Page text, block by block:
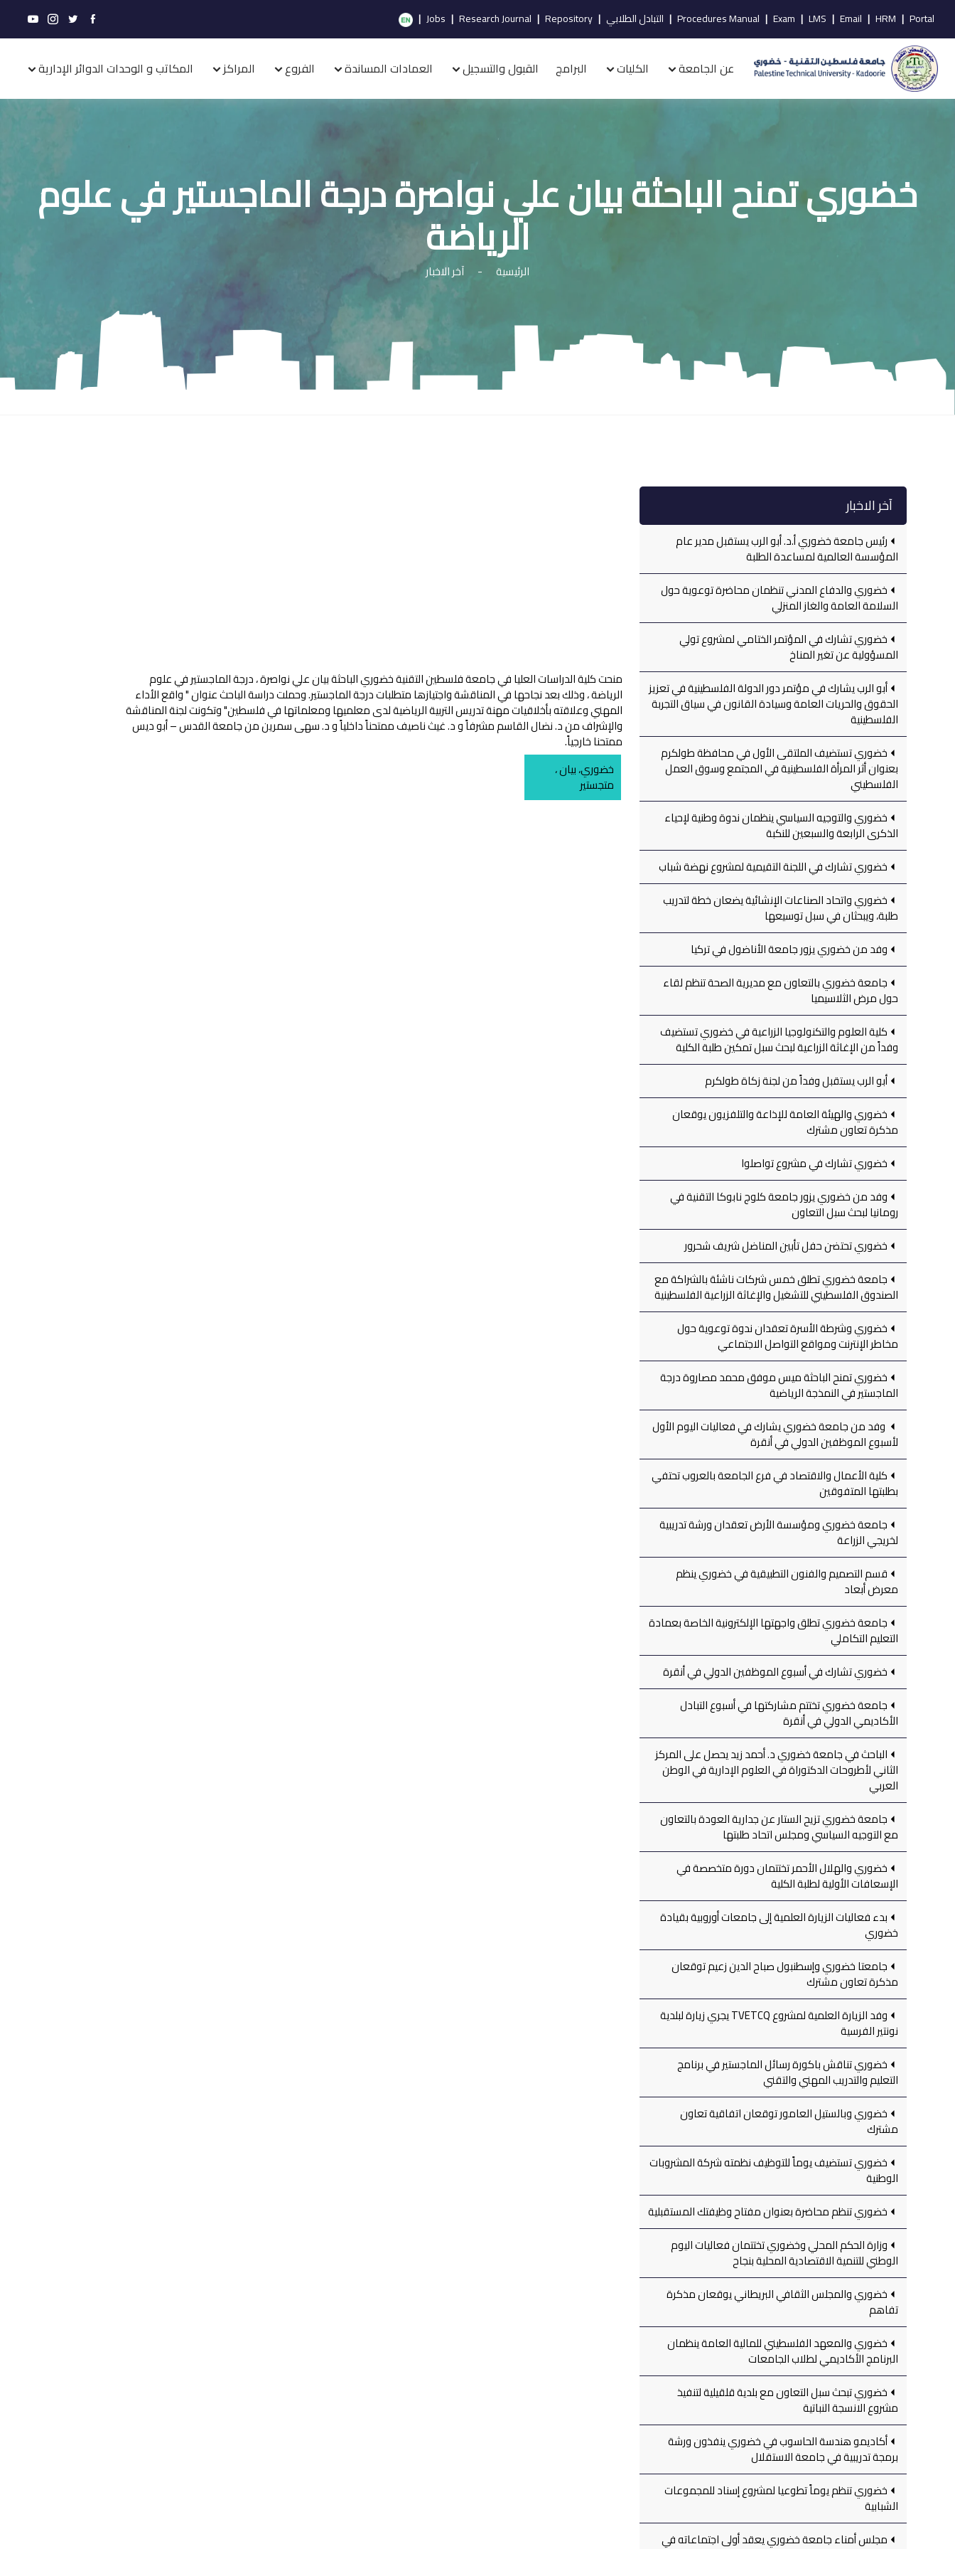
Portal
|
HRM
|
Email
|
LMS
|
Exam
|
Procedures Manual
| التبادل الطلابي |
Repository
|
Research Journal
|
Jobs
|
عن الجامعة الكليات البرامج القبول والتسجيل العمادات المساندة الفروع المراكز المكاتب و الوحدات الدوائر الإدارية
خضوري تمنح الباحثة بيان علي نواصرة درجة الماجستير في علوم
الرياضة
الرئيسية - آخر الاخبار
آخر الاخبار
رئيس جامعة خضوري أ.د. أبو الرب يستقبل مدير عام
المؤسسة العالمية لمساعدة الطلبة
خضوري والدفاع المدني تنظمان محاضرة توعوية حول
السلامة العامة والغاز المنزلي
خضوري تشارك في المؤتمر الختامي لمشروع تولي
المسؤولية عن تغير المناخ
أبو الرب يشارك في مؤتمر دور الدولة الفلسطينية في تعزيز
الحقوق والحريات العامة وسيادة القانون في سياق التجربة
الفلسطينية
خضوري تستضيف الملتقى الأول في محافظة طولكرم
بعنوان أثر المرأة الفلسطينية في المجتمع وسوق العمل
الفلسطيني
خضوري والتوجيه السياسي ينظمان ندوة وطنية لإحياء
الذكرى الرابعة والسبعين للنكبة
خضوري تشارك في اللجنة التقيمية لمشروع نهضة شباب
خضوري واتحاد الصناعات الإنشائية يضعان خطة لتدريب
طلبة، ويبحثان في سبل توسيعها
وفد من خضوري يزور جامعة الأناضول في تركيا
جامعة خضوري بالتعاون مع مديرية الصحة تنظم لقاء
حول مرض الثلاسيميا
كلية العلوم والتكنولوجيا الزراعية في خضوري تستضيف
وفداً من الإغاثة الزراعية لبحث سبل تمكين طلبة الكلية
أبو الرب يستقبل وفداً من لجنة زكاة طولكرم
خضوري والهيئة العامة للإذاعة والتلفزيون يوقعان
مذكرة تعاون مشترك
خضوري تشارك في مشروع تواصلوا
وفد من خضوري يزور جامعة كلوج نابوكا التقنية في
رومانيا لبحث سبل التعاون
خضوري تحتضن حفل تأبين المناضل شريف شحرور
جامعة خضوري تطلق خمس شركات ناشئة بالشراكة مع
الصندوق الفلسطيني للتشغيل والإغاثة الزراعية الفلسطينية
خضوري وشرطة الأسرة تعقدان ندوة توعوية حول
مخاطر الإنترنت ومواقع التواصل الاجتماعي
خضوري تمنح الباحثة ميس موفق محمد مصاروة درجة
الماجستير في النمذجة الرياضية
وفد من جامعة خضوري يشارك في فعاليات اليوم الأول
لأسبوع الموظفين الدولي في أنقرة
كلية الأعمال والاقتصاد في فرع الجامعة بالعروب تحتفي
بطلبتها المتفوقين
جامعة خضوري ومؤسسة الأرض تعقدان ورشة تدريبية
لخريجي الزراعة
قسم التصميم والفنون التطبيقية في خضوري ينظم
معرض أبعاد
جامعة خضوري تطلق واجهتها الإلكترونية الخاصة بعمادة
التعليم التكاملي
خضوري تشارك في أسبوع الموظفين الدولي في أنقرة
جامعة خضوري تختتم مشاركتها في أسبوع التبادل
الأكاديمي الدولي في أنقرة
الباحث في جامعة خضوري د. أحمد زيد يحصل على المركز
الثاني لأطروحات الدكتوراة في العلوم الإدارية في الوطن
العربي
جامعة خضوري تزيح الستار عن جدارية العودة بالتعاون
مع التوجيه السياسي ومجلس اتحاد طلبتها
خضوري والهلال الأحمر تختتمان دورة متخصصة في
الإسعافات الأولية لطلبة الكلية
بدء فعاليات الزيارة العلمية إلى جامعات أوروبية بقيادة
خضوري
جامعتا خضوري وإسطنبول صباح الدين زعيم توقعان
مذكرة تعاون مشترك
وفد الزيارة العلمية لمشروع TVETCQ يجري زيارة لبلدية
نونتير الفرسية
خضوري تناقش باكورة رسائل الماجستير في برنامج
التعليم والتدريب المهني والتقني
خضوري وبالستيل العامور توقعان اتفاقية تعاون
مشترك
خضوري تستضيف يوماً للتوظيف نظمته شركة المشروبات
الوطنية
خضوري تنظم محاضرة بعنوان مفتاح وظيفتك المستقبلية
وزارة الحكم المحلي وخضوري تختتمان فعاليات اليوم
الوطني للتنمية الاقتصادية المحلية بنجاح
خضوري والمجلس الثقافي البريطاني يوقعان مذكرة
تفاهم
خضوري والمعهد الفلسطيني للمالية العامة ينظمان
البرنامج الأكاديمي لطلاب الجامعات
خضوري تبحث سبل التعاون مع بلدية قلقيلية لتنفيذ
مشروع الانسجة النباتية
أكاديمو هندسة الحاسوب في خضوري ينفذون ورشة
برمجة تدريبية في جامعة الاستقلال
خضوري تنظم يوماً تطوعيا لمشروع إسناد للمجموعات
الشبابية
مجلس أمناء جامعة خضوري يعقد أولى اجتماعاته في
منحت كلية الدراسات العليا في جامعة فلسطين التقنية خضوري الباحثة بيان علي نواصرة ، درجة الماجستير في علوم
الرياضة ، وذلك بعد نجاحها في المناقشة واجتيازها متطلبات درجة الماجستير. وحملت دراسة الباحث عنوان " واقع الأداء
المهني وعلاقته بأخلاقيات مهنة تدريس التربية الرياضية لدى معلميها ومعلماتها في فلسطين" وتكونت لجنة المناقشة
والإشراف من د. نضال القاسم مشرفاً و د. غيث ناصيف ممتحناً داخلياً و د. سهى سمرين من جامعة القدس – أبو ديس
ممتحنا خارجياً.
خضوري، بيان ،
متجستير